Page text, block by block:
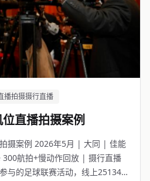
播拍摄摄行直播
直播拍摄案例
摄案例 2026年5月 | 大同 | 佳能
航拍+慢动作回放 | 摄行直播
与的足球联赛活动，线上25134